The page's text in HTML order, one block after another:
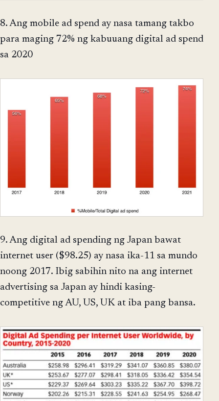
8. Ang mobile ad spend ay nasa tamang takbo
para maging 72% ng kabuuang digital ad spend
sa 2020
9. Ang digital ad spending ng Japan bawat
internet user ($98.25) ay nasa ika-11 sa mundo
noong 2017. Ibig sabihin nito na ang internet
advertising sa Japan ay hindi kasing-
competitive ng AU, US, UK at iba pang bansa.